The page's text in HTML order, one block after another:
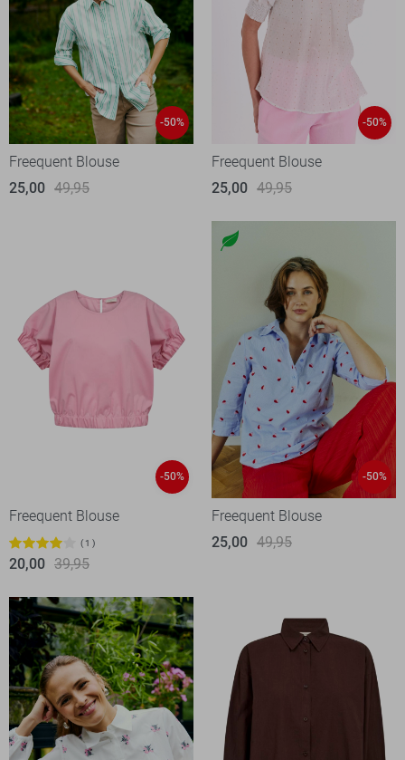
-50%
Freequent Blouse
25,00 49,95
-50%
Freequent Blouse
25,00 49,95
-50%
Freequent Blouse
1
20,00 39,95
-50%
Freequent Blouse
25,00 49,95